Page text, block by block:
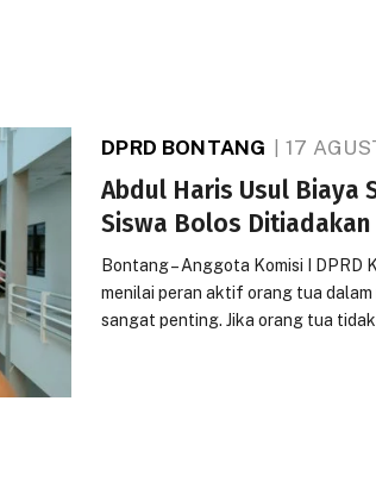
DPRD BONTANG 17
Abdul Haris Usul Biaya
Siswa Bolos Ditiadakan
Bontang – Anggota Komisi I DPRD
menilai peran aktif orang tua
sangat penting. Jika orang tua